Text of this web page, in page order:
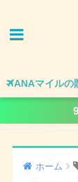
ANAマイルの
ホーム